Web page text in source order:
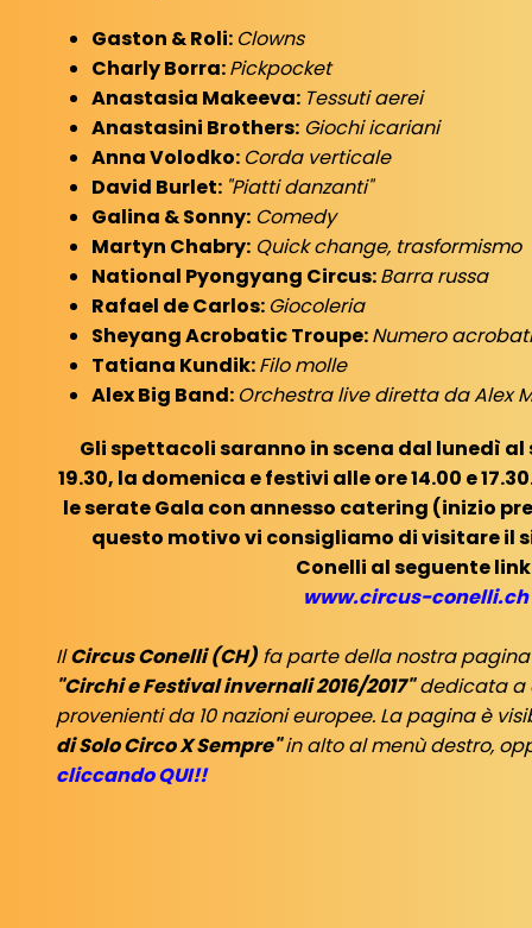
Gaston & Roli: Clowns
Charly Borra:Pickpocket
Anastasia Makeeva: Tessuti aerei
Anastasini Brothers: Giochi icariani
Anna Volodko: Corda verticale
David Burlet: "Piatti danzanti"
Galina & Sonny: Comedy
Martyn Chabry: Quick change, trasformismo
National Pyongyang Circus:Barra russa
Rafael de Carlos: Giocoleria
Sheyang Acrobatic Troupe:Numero
Tatiana Kundik:Filo molle
Alex Big Band: Orchestra live diretta da Alex
Gli spettacoli saranno in scena dal lunedì al
19.30, la domenica e festivi alle ore 14.00 e
le serate Gala con annesso catering (inizio
questo motivo vi consigliamo di visitare il
Conelli al seguente
www.circus-conelli.ch
IlCircus Conelli (CH) fa parte della nostra
"Circhi e Festival invernali 2016/2017"dedicata a
provenienti da 10 nazioni europee. La pagina è
di Solo Circo X Sempre"in alto al menù destro,
cliccando QUI!!